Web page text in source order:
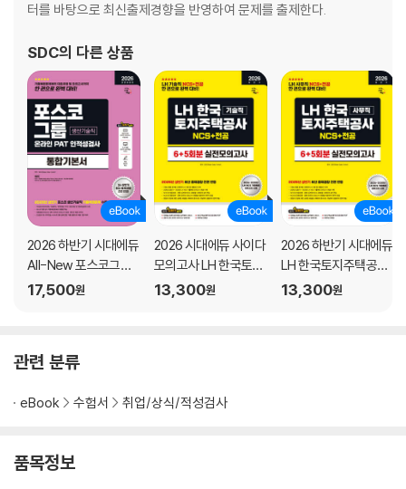
CHAPTER 01 경제학의 기초
CHAPTER 02 수요와 공급
CHAPTER 03 소비자이론
CHAPTER 04 생산자이론
CHAPTER 05 시장이론
CHAPTER 06 생산요소시장과 소득분배
CHAPTER 07 시장과 효율성
CHAPTER 08 국민소득결정이론
CHAPTER 09 거시경제의 균형
CHAPTER 10 거시경제안정화 정책
CHAPTER 11 소비함수와 투자함수
CHAPTER 12 화폐금융론
CHAPTER 15 경기변동과 경제성장
CHAPTER 16 국제경제학
CHAPTER 17 적중예상문제
CHAPTER 01 행정학의 기초
터를 바탕으로 최신출제경향을 반영하여 문제를 출제한다.
SDC의 다른 상품
2026 하반기 시대에듀
All-New 포스코그룹
온라인 PAT 생산기술
17,500원
2026 시대에듀 사이다
모의고사 LH 한국토지
주택공사 기술직 NCS
13,300원
2026 하반기 시대에듀
LH 한국토지주택공사
사무직 NCS&전공 실
13,300원
관련 분류
eBook 수험서 취업/상식/적성검사
품목정보